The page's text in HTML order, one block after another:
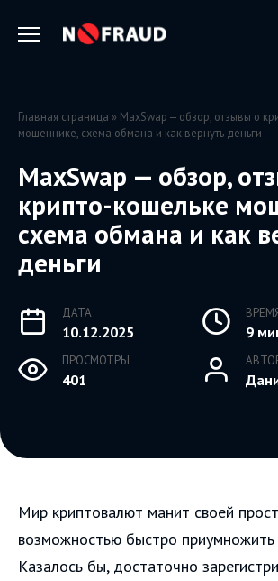
Главная страница » MaxSwap — обзор, отзывы о
мошеннике, схема обмана и как вернуть деньги
MaxSwap — обзор,
крипто-кошельке
схема обмана и как
деньги
ДАТА
10.12.2025 9
ПРОСМОТРЫ
401
Мир криптовалют манит своей
возможностью быстро приумножить
Казалось бы, достаточно